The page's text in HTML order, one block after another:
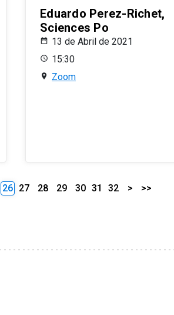
Eduardo Perez-Richet,
Sciences Po
13 de Abril de 2021
15:30
Zoom
26 27 28 29 30 31 32 > >>